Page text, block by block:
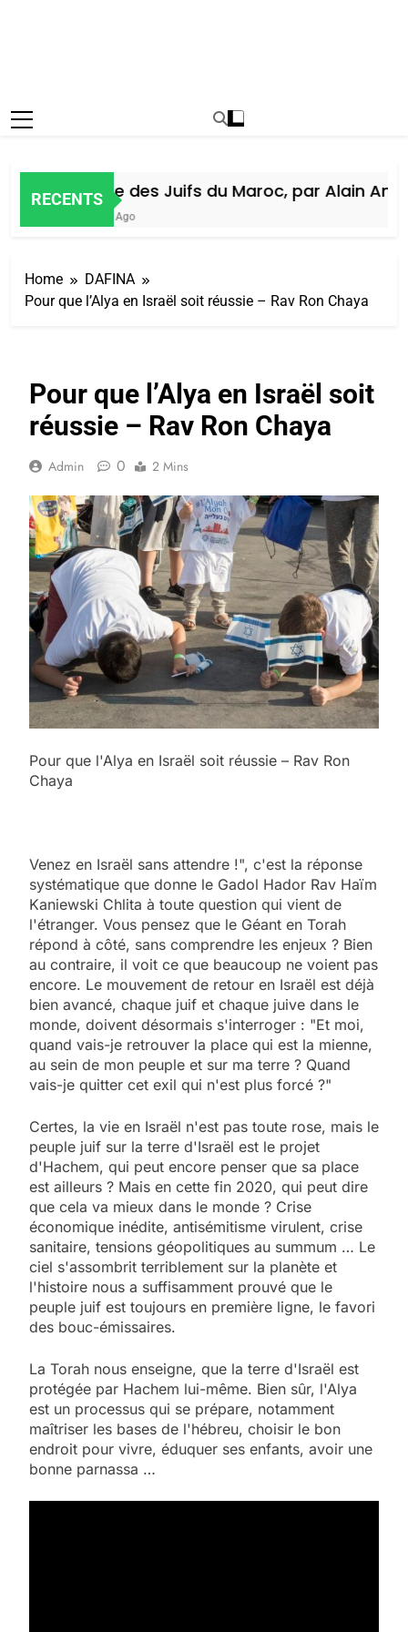
RECENTS
Histoire des Juifs du Maroc, par Alain Amiel
1 Semaine Ago
Home
DAFINA
Pour que l’Alya en Israël soit réussie – Rav Ron Chaya
Pour que l’Alya en Israël soit
réussie – Rav Ron Chaya
Admin 0 2 Mins
Pour que l'Alya en Israël soit réussie – Rav Ron
Chaya
Venez en Israël sans attendre !", c'est la réponse
systématique que donne le Gadol Hador Rav Haïm
Kaniewski Chlita à toute question qui vient de
l'étranger. Vous pensez que le Géant en Torah
répond à côté, sans comprendre les enjeux ? Bien
au contraire, il voit ce que beaucoup ne voient pas
encore. Le mouvement de retour en Israël est déjà
bien avancé, chaque juif et chaque juive dans le
monde, doivent désormais s'interroger : "Et moi,
quand vais-je retrouver la place qui est la mienne,
au sein de mon peuple et sur ma terre ? Quand
vais-je quitter cet exil qui n'est plus forcé ?"
Certes, la vie en Israël n'est pas toute rose, mais le
peuple juif sur la terre d'Israël est le projet
d'Hachem, qui peut encore penser que sa place
est ailleurs ? Mais en cette fin 2020, qui peut dire
que cela va mieux dans le monde ? Crise
économique inédite, antisémitisme virulent, crise
sanitaire, tensions géopolitiques au summum … Le
ciel s'assombrit terriblement sur la planète et
l'histoire nous a suffisamment prouvé que le
peuple juif est toujours en première ligne, le favori
des bouc-émissaires.
La Torah nous enseigne, que la terre d'Israël est
protégée par Hachem lui-même. Bien sûr, l'Alya
est un processus qui se prépare, notamment
maîtriser les bases de l'hébreu, choisir le bon
endroit pour vivre, éduquer ses enfants, avoir une
bonne parnassa …